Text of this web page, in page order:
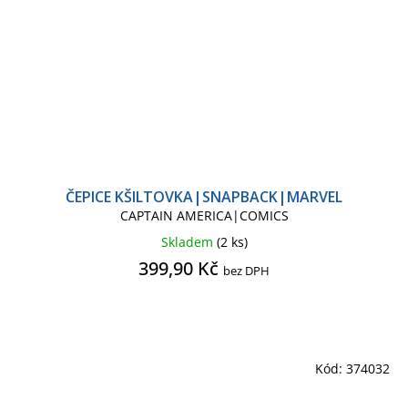
ČEPICE KŠILTOVKA|SNAPBACK|MARVEL
CAPTAIN AMERICA|COMICS
Skladem (2 ks)
399,90 Kč bez DPH
Kód: 374032